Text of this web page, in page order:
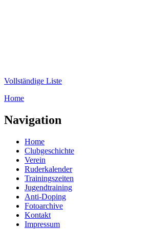
Vollständige Liste
Home
Navigation
Home
Clubgeschichte
Verein
Ruderkalender
Trainingszeiten
Jugendtraining
Anti-Doping
Fotoarchive
Kontakt
Impressum